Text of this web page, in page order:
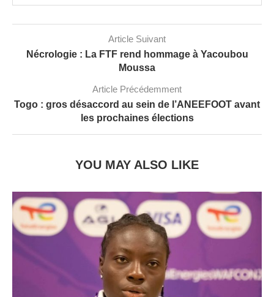
Article Suivant
Nécrologie : La FTF rend hommage à Yacoubou
Moussa
Article Précédemment
Togo : gros désaccord au sein de l’ANEEFOOT avant
les prochaines élections
YOU MAY ALSO LIKE